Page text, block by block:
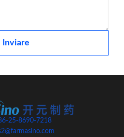
Inviare
25-8690-7218